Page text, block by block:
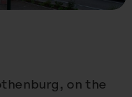
on the